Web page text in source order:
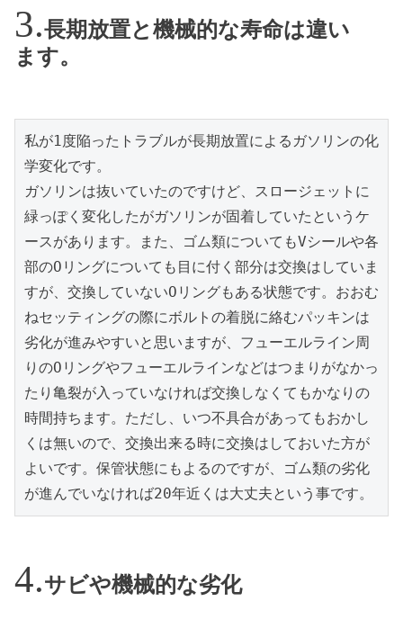
長期放置と機械的な寿命は違い
ます。
私が1度陥ったトラブルが長期放置によるガソリンの化
学変化です。
ガソリンは抜いていたのですけど、スロージェットに
緑っぽく変化したがガソリンが固着していたというケ
ースがあります。また、ゴム類についてもVシールや各
部のOリングについても目に付く部分は交換はしていま
すが、交換していないOリングもある状態です。おおむ
ねセッティングの際にボルトの着脱に絡むパッキンは
劣化が進みやすいと思いますが、フューエルライン周
りのOリングやフューエルラインなどはつまりがなかっ
たり亀裂が入っていなければ交換しなくてもかなりの
時間持ちます。ただし、いつ不具合があってもおかし
くは無いので、交換出来る時に交換はしておいた方が
よいです。保管状態にもよるのですが、ゴム類の劣化
が進んでいなければ20年近くは大丈夫という事です。
サビや機械的な劣化